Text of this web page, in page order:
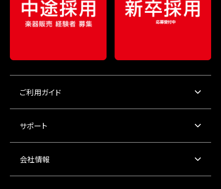
ご利用ガイド
サポート
会社情報